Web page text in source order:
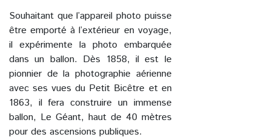
Souhaitant que l’appareil photo puisse
être emporté à l’extérieur en voyage,
il expérimente la photo embarquée
dans un ballon. Dès 1858, il est le
pionnier de la photographie aérienne
avec ses vues du Petit Bicêtre et en
1863, il fera construire un immense
ballon, Le Géant, haut de 40 mètres
pour des ascensions publiques.